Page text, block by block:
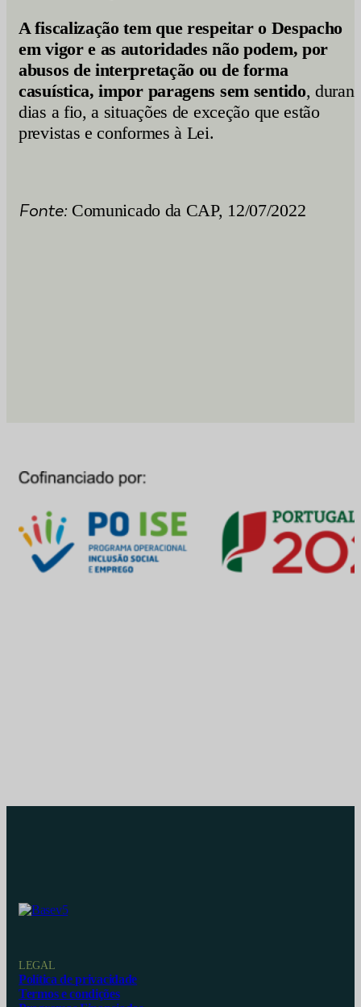
A fiscalização tem que respeitar o Despacho
em vigor e as autoridades não podem, por
abusos de interpretação ou de forma
casuística, impor paragens sem sentido,
dias a fio, a situações de exceção que estão
previstas e conformes à Lei.
Fonte: Comunicado da CAP, 12/07/2022
LEGAL
Política de privacidade
Termos e condições